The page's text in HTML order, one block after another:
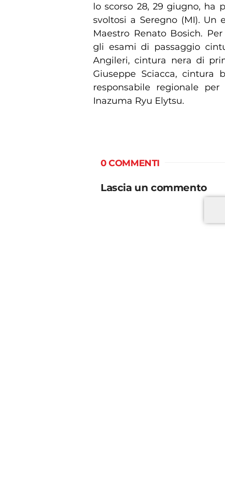
lo scorso 28, 29 giugno, ha
svoltosi a Seregno (MI). Un
Maestro Renato Bosich.
gli esami di passaggio
Angileri, cintura nera di
Giuseppe Sciacca, cintura
responsabile regionale
Inazuma Ryu Elytsu.
0 COMMENTI
Lascia un commento